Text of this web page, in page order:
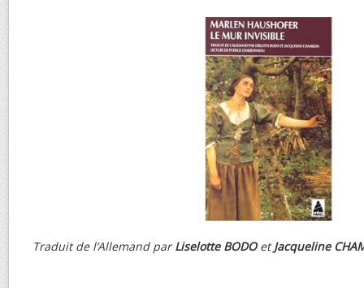
Traduit de l’Allemand parLiselotte BODOetJacqueline